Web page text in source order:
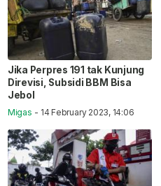
Jika Perpres 191 tak Kunjung
Direvisi, Subsidi BBM Bisa
Jebol
Migas - 14 February 2023, 14:06